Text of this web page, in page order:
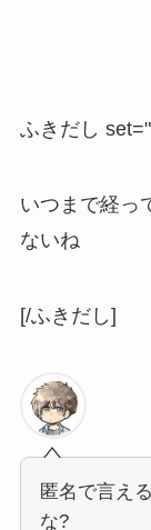
ふきだし
いつまで経っ
ないね
[/ふきだし]
匿名で言え
な?